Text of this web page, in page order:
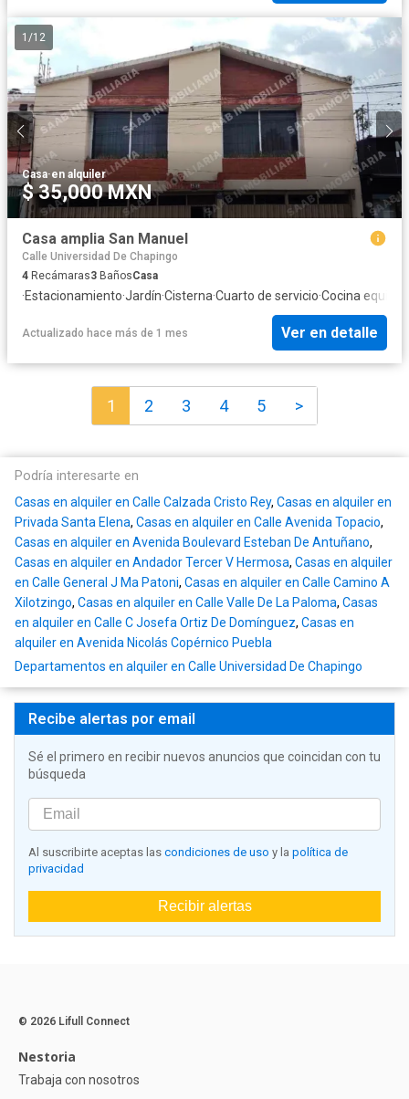
1 /12
Casa·en alquiler
$ 35,000 MXN
Casa amplia San Manuel
Calle Universidad De Chapingo
4 Recámaras3 BañosCasa
·Estacionamiento·Jardín·Cisterna·Cuarto de servicio·Cocina
Actualizado hace más de 1 mes Ver en detalle
1 2 3 4 5 >
Podría interesarte en
Casas en alquiler en Calle Calzada Cristo Rey, Casas en alquiler en
Privada Santa Elena, Casas en alquiler en Calle Avenida Topacio,
Casas en alquiler en Avenida Boulevard Esteban De Antuñano,
Casas en alquiler en Andador Tercer V Hermosa, Casas en alquiler
en Calle General J Ma Patoni, Casas en alquiler en Calle Camino A
Xilotzingo, Casas en alquiler en Calle Valle De La Paloma, Casas
en alquiler en Calle C Josefa Ortiz De Domínguez, Casas en
alquiler en Avenida Nicolás Copérnico Puebla
Departamentos en alquiler en Calle Universidad De Chapingo
Recibe alertas por email
Sé el primero en recibir nuevos anuncios que coincidan con tu
búsqueda
Al suscribirte aceptas las condiciones de uso y la política de
privacidad
Recibir alertas
© 2026 Lifull Connect
Nestoria
Trabaja con nosotros